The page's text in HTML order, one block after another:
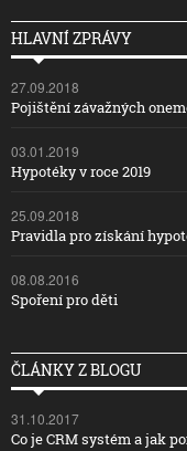
HLAVNÍ ZPRÁVY
27.09.2018
Pojištění závažných
03.01.2019
Hypotéky v roce 2019
25.09.2018
Pravidla pro získání
08.08.2016
Spoření pro děti
ČLÁNKY Z BLOGU
31.10.2017
Co je CRM systém a jak